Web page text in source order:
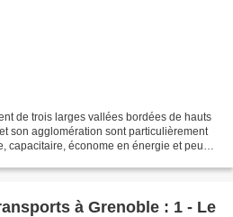
de trois larges vallées bordées de hauts
son agglomération sont particulièrement
capacitaire, économe en énergie et peu
à Grenoble : 1 - Le